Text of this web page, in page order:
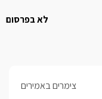
לא בפרסום
צימרים באמירים